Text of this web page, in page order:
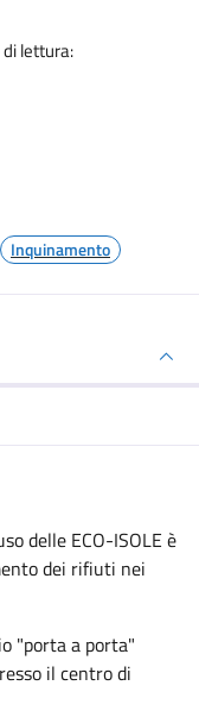
lettura:
Inquinamento
delle ECO-ISOLE è
dei rifiuti nei
"porta a porta"
il centro di